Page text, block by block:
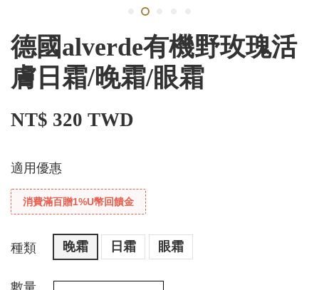
德國alverde有機野玫瑰活
膚日霜/晚霜/眼霜
NT$ 320 TWD
適用優惠
消費滿百贈1%U幣回饋金
種類 晚霜 日霜 眼霜
數量